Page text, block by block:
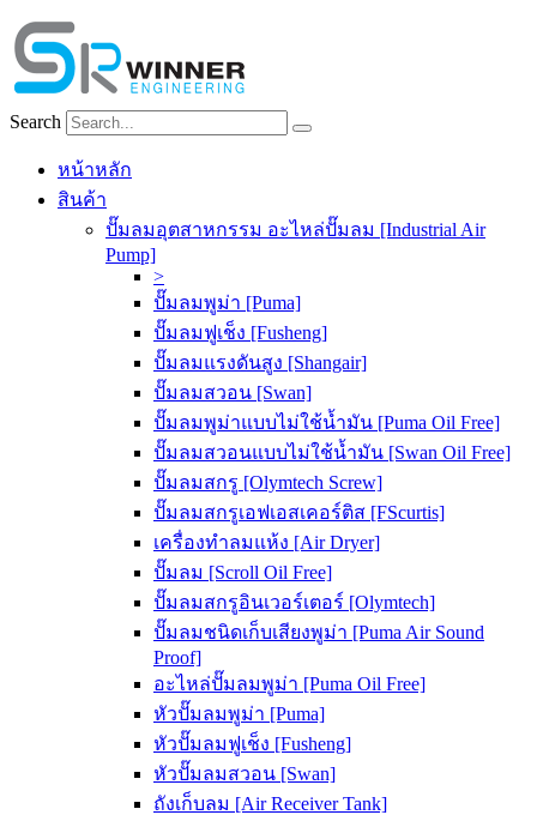
Skip
to
content
Search
หน้าหลัก
สินค้า
ปั๊มลมอุตสาหกรรม อะไหล่ปั๊มลม [Industrial Air
Pump]
>
ปั๊มลมพูม่า [Puma]
ปั๊มลมฟูเช็ง [Fusheng]
ปั๊มลมแรงดันสูง [Shangair]
ปั๊มลมสวอน [Swan]
ปั๊มลมพูม่าแบบไม่ใช้น้ำมัน [Puma Oil Free]
ปั๊มลมสวอนแบบไม่ใช้น้ำมัน [Swan Oil Free]
ปั๊มลมสกรู [Olymtech Screw]
ปั๊มลมสกรูเอฟเอสเคอร์ติส [FScurtis]
เครื่องทำลมแห้ง [Air Dryer]
ปั๊มลม [Scroll Oil Free]
ปั๊มลมสกรูอินเวอร์เตอร์ [Olymtech]
ปั๊มลมชนิดเก็บเสียงพูม่า [Puma Air Sound
Proof]
อะไหล่ปั๊มลมพูม่า [Puma Oil Free]
หัวปั๊มลมพูม่า [Puma]
หัวปั๊มลมฟูเช็ง [Fusheng]
หัวปั๊มลมสวอน [Swan]
ถังเก็บลม [Air Receiver Tank]